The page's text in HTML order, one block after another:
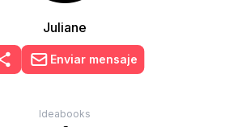
Juliane
Enviar mensaje
Ideabooks